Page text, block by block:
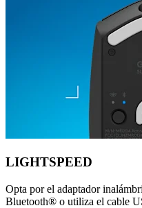
LIGHTSPEED
Opta por el adaptador
Bluetooth® o utiliza el cable